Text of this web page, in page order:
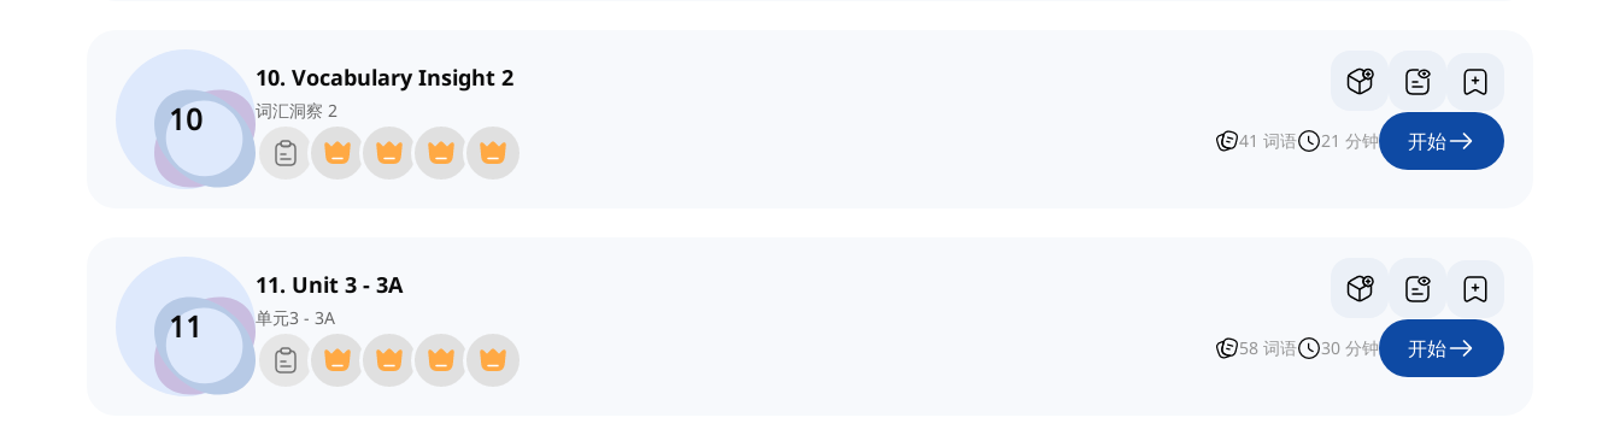
10
10. Vocabulary Insight 2
词汇洞察 2
41 词语 21 分钟 开始
11
11. Unit 3 - 3A
单元3 - 3A
58 词语 30 分钟 开始